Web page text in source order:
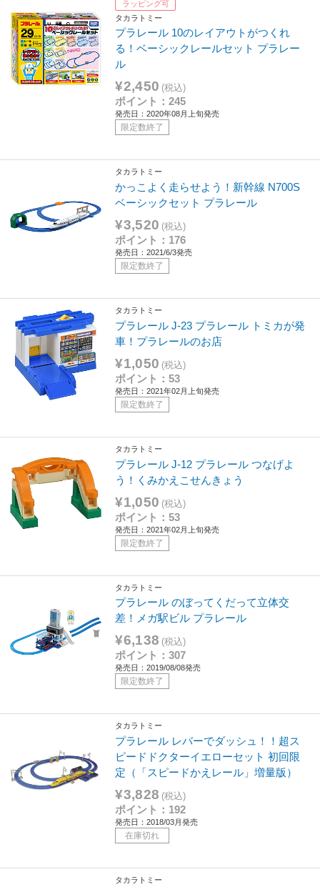
ラッピング可
タカラトミー
プラレール 10のレイアウトがつくれ
る！ベーシックレールセット プラレー
ル
¥2,450 (税込)
ポイント：245
発売日：2020年08月上旬発売
限定数終了
タカラトミー
かっこよく走らせよう！新幹線 N700S
ベーシックセット プラレール
¥3,520 (税込)
ポイント：176
発売日：2021/6/3発売
限定数終了
タカラトミー
プラレール J-23 プラレール トミカが発
車！プラレールのお店
¥1,050 (税込)
ポイント：53
発売日：2021年02月上旬発売
限定数終了
タカラトミー
プラレール J-12 プラレール つなげよ
う！くみかえこせんきょう
¥1,050 (税込)
ポイント：53
発売日：2021年02月上旬発売
限定数終了
タカラトミー
プラレール のぼってくだって立体交
差！メガ駅ビル プラレール
¥6,138 (税込)
ポイント：307
発売日：2019/08/08発売
限定数終了
タカラトミー
プラレール レバーでダッシュ！！超ス
ピードドクターイエローセット 初回限
定（「スピードかえレール」増量版）
¥3,828 (税込)
ポイント：192
発売日：2018/03月発売
在庫切れ
タカラトミー